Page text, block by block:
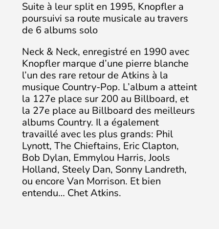
Suite à leur split en 1995, Knopfler a
poursuivi sa route musicale au travers
de 6 albums solo
Neck & Neck, enregistré en 1990 avec
Knopfler marque d’une pierre blanche
l’un des rare retour de Atkins à la
musique Country-Pop. L’album a atteint
la 127e place sur 200 au Billboard, et
la 27e place au Billboard des meilleurs
albums Country. Il a également
travaillé avec les plus grands: Phil
Lynott, The Chieftains, Eric Clapton,
Bob Dylan, Emmylou Harris, Jools
Holland, Steely Dan, Sonny Landreth,
ou encore Van Morrison. Et bien
entendu… Chet Atkins.